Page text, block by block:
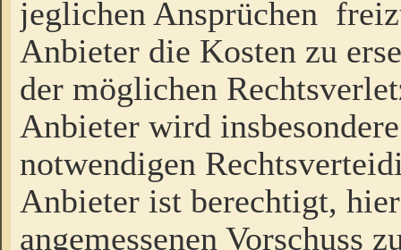
jeglichen Ansprüchen
Anbieter die Kosten zu
der möglichen
Anbieter wird
notwendigen
Anbieter ist berechtigt,
angemessenen Vorschuss